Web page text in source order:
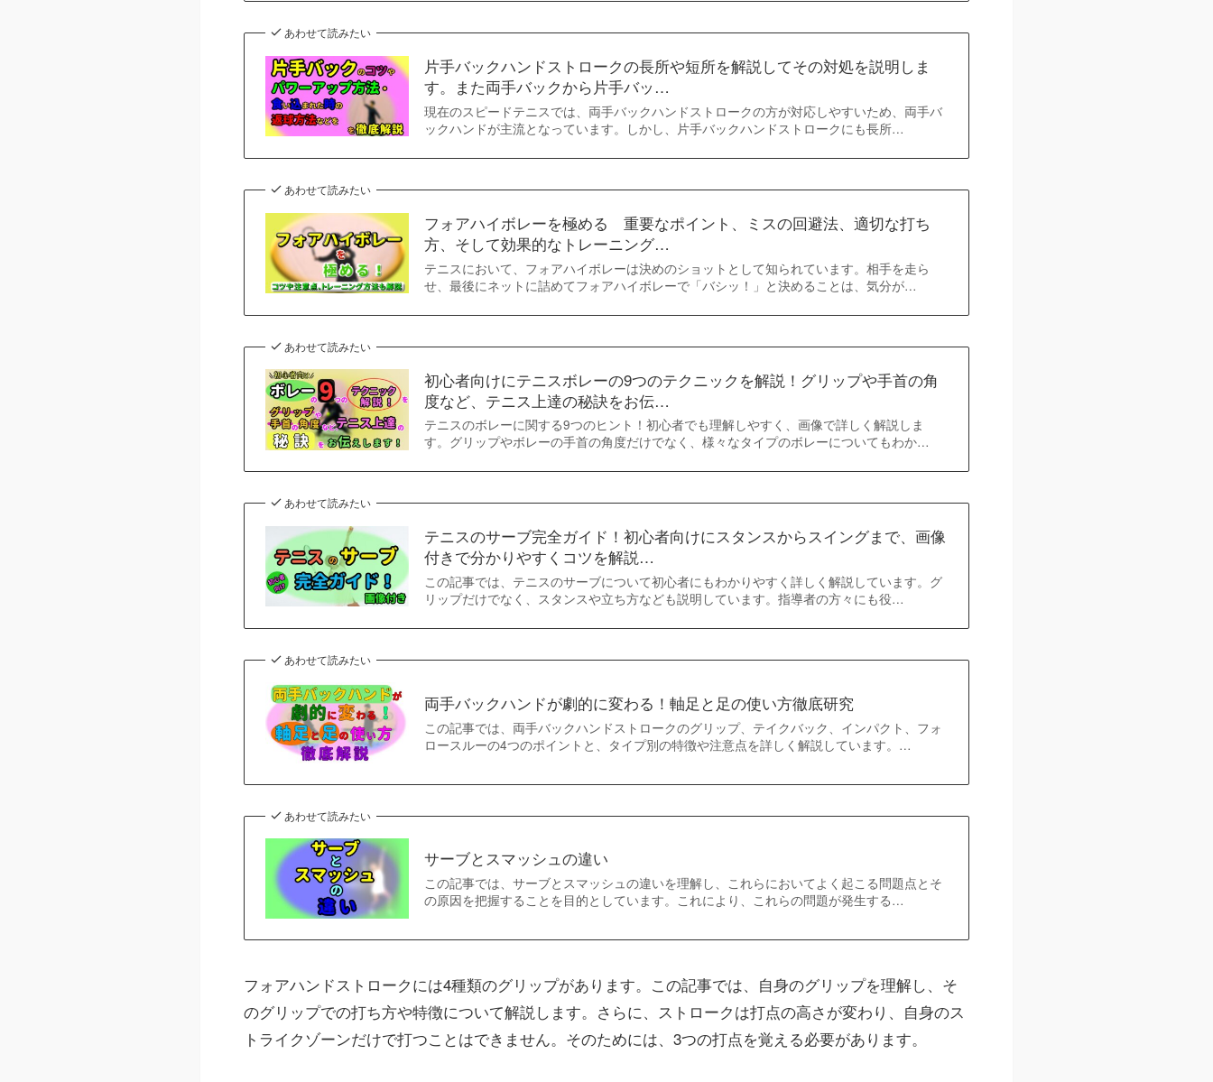
あわせて読みたい
片手バックハンドストロークの長所や短所を解説してその対処を説明しま
す。また両手バックから片手バッ…
現在のスピードテニスでは、両手バックハンドストロークの方が対応しやすいため、両手バ
ックハンドが主流となっています。しかし、片手バックハンドストロークにも長所…
あわせて読みたい
フォアハイボレーを極める 重要なポイント、ミスの回避法、適切な打ち
方、そして効果的なトレーニング…
テニスにおいて、フォアハイボレーは決めのショットとして知られています。相手を走ら
せ、最後にネットに詰めてフォアハイボレーで「バシッ！」と決めることは、気分が…
あわせて読みたい
初心者向けにテニスボレーの9つのテクニックを解説！グリップや手首の角
度など、テニス上達の秘訣をお伝…
テニスのボレーに関する9つのヒント！初心者でも理解しやすく、画像で詳しく解説しま
す。グリップやボレーの手首の角度だけでなく、様々なタイプのボレーについてもわか…
あわせて読みたい
テニスのサーブ完全ガイド！初心者向けにスタンスからスイングまで、画像
付きで分かりやすくコツを解説…
この記事では、テニスのサーブについて初心者にもわかりやすく詳しく解説しています。グ
リップだけでなく、スタンスや立ち方なども説明しています。指導者の方々にも役…
あわせて読みたい
両手バックハンドが劇的に変わる！軸足と足の使い方徹底研究
この記事では、両手バックハンドストロークのグリップ、テイクバック、インパクト、フォ
ロースルーの4つのポイントと、タイプ別の特徴や注意点を詳しく解説しています。…
あわせて読みたい
サーブとスマッシュの違い
この記事では、サーブとスマッシュの違いを理解し、これらにおいてよく起こる問題点とそ
の原因を把握することを目的としています。これにより、これらの問題が発生する…
フォアハンドストロークには4種類のグリップがあります。この記事では、自身のグリップを理解し、そ
のグリップでの打ち方や特徴について解説します。さらに、ストロークは打点の高さが変わり、自身のス
トライクゾーンだけで打つことはできません。そのためには、3つの打点を覚える必要があります。